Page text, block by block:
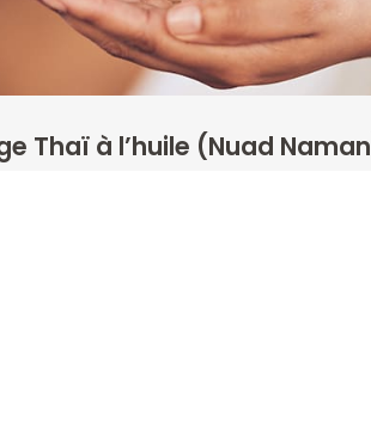
Thaï à l’huile (Nuad